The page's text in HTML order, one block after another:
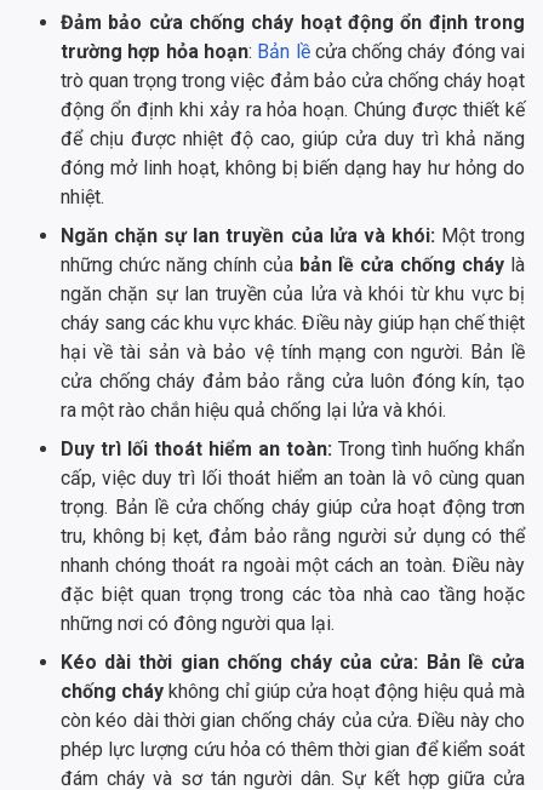
Đảm bảo cửa chống cháy hoạt động ổn định trong
trường hợp hỏa hoạn: Bản lềcửa chống cháy đóng vai
trò quan trọng trong việc đảm bảo cửa chống cháy hoạt
động ổn định khi xảy ra hỏa hoạn. Chúng được thiết kế
để chịu được nhiệt độ cao, giúp cửa duy trì khả năng
đóng mở linh hoạt, không bị biến dạng hay hư hỏng do
nhiệt.
Ngăn chặn sự lan truyền của lửa và khói:Một trong
những chức năng chính của bản lề cửa chống cháy là
ngăn chặn sự lan truyền của lửa và khói từ khu vực bị
cháy sang các khu vực khác. Điều này giúp hạn chế thiệt
hại về tài sản và bảo vệ tính mạng con người. Bản lề
cửa chống cháy đảm bảo rằng cửa luôn đóng kín, tạo
ra một rào chắn hiệu quả chống lại lửa và khói.
Duy trì lối thoát hiểm an toàn: Trong tình huống khẩn
cấp, việc duy trì lối thoát hiểm an toàn là vô cùng quan
trọng. Bản lề cửa chống cháy giúp cửa hoạt động trơn
tru, không bị kẹt, đảm bảo rằng người sử dụng có thể
nhanh chóng thoát ra ngoài một cách an toàn. Điều này
đặc biệt quan trọng trong các tòa nhà cao tầng hoặc
những nơi có đông người qua lại.
Kéo dài thời gian chống cháy của cửa: Bản lề cửa
chống cháy không chỉ giúp cửa hoạt động hiệu quả mà
còn kéo dài thời gian chống cháy của cửa. Điều này cho
phép lực lượng cứu hỏa có thêm thời gian để kiểm soát
đám cháy và sơ tán người dân. Sự kết hợp giữa cửa